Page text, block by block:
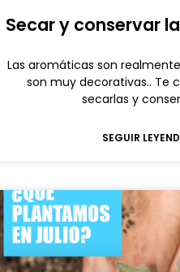
Secar y conservar
Las aromáticas son
son muy decorativas.. Te
secarlas y
SEGUIR